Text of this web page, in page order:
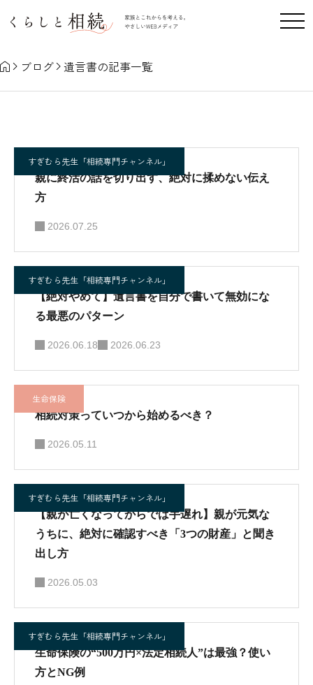
遺言書
ブログ 遺言書の記事一覧
すぎむら先生「相続専門チャンネル」
親に終活の話を切り出す、絶対に揉めない伝え
方
2026.07.25
すぎむら先生「相続専門チャンネル」
【絶対やめて】遺言書を自分で書いて無効にな
る最悪のパターン
2026.06.18 2026.06.23
生命保険
相続対策っていつから始めるべき？
2026.05.11
すぎむら先生「相続専門チャンネル」
【親が亡くなってからでは手遅れ】親が元気な
うちに、絶対に確認すべき「3つの財産」と聞き
出し方
2026.05.03
すぎむら先生「相続専門チャンネル」
生命保険の“500万円×法定相続人”は最強？使い
方とNG例